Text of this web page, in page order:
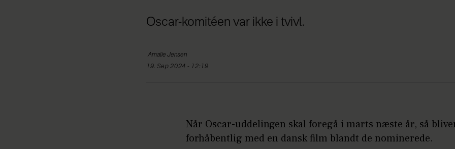
Oscar-komitéen var ikke i tvivl.
Amalie Jensen
19. Sep 2024 - 12:19
Når Oscar-uddelingen skal foregå i marts næste år, så
forhåbentlig med en dansk film blandt de nominerede.